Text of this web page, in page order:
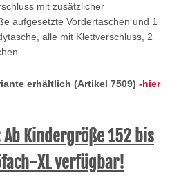
mit zusätzlicher
aufgesetzte Vordertaschen und 1
alle mit Klettverschluss, 2
erhältlich (Artikel 7509) -hier
Ab Kindergröße 152 bis
XL verfügbar!